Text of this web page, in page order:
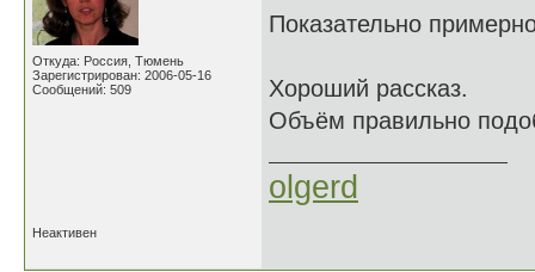
Откуда: Россия, Тюмень
Зарегистрирован: 2006-05-16
Сообщений: 509
Показательно
Хороший рассказ.
Объём правильно
olgerd
Неактивен